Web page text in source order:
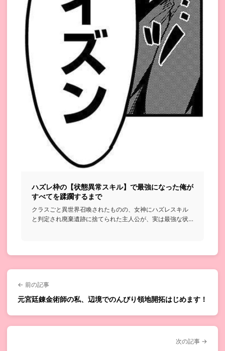
ハズレ枠の【状態異常スキル】で最強になった俺が
すべてを蹂躙するまで
クラスごと異世界召喚されたものの、女神にハズレスキル
と判定され廃棄遺跡に捨てられた主人公が、実は最強な状
← 前の記事
元宮廷錬金術師の私、辺境でのんびり領地開拓はじめます！
次の記事 →